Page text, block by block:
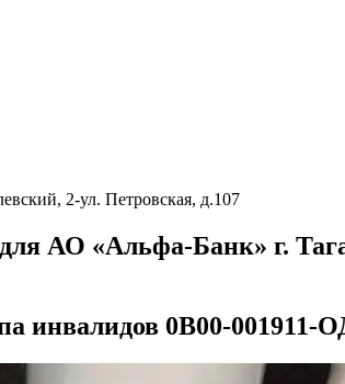
2-ул. Петровская, д.107
АО «Альфа-Банк» г.
инвалидов 0В00-001911-